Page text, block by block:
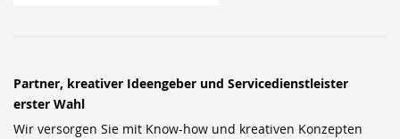
Partner, kreativer Ideengeber und Servicedienstleister
erster Wahl
Wir versorgen Sie mit Know-how und kreativen Konzepten